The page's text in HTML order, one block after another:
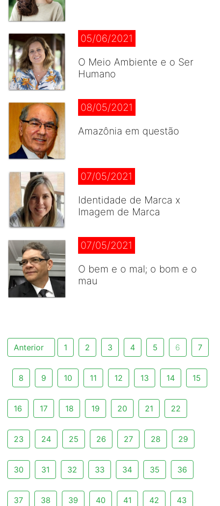
05/06/2021
O Meio Ambiente e o Ser
Humano
08/05/2021
Amazônia em questão
07/05/2021
Identidade de Marca x
Imagem de Marca
07/05/2021
O bem e o mal; o bom e o
mau
Anterior 1 2 3 4 5 6 7
8 9 10 11 12 13 14 15
16 17 18 19 20 21 22
23 24 25 26 27 28 29
30 31 32 33 34 35 36
37 38 39 40 41 42 43